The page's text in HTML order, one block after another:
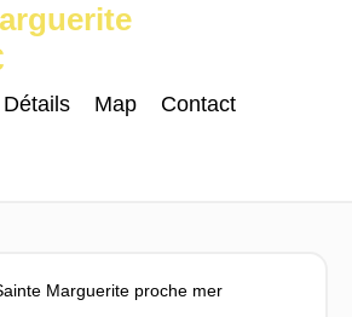
Détails Map Contact
Marguerite proche mer